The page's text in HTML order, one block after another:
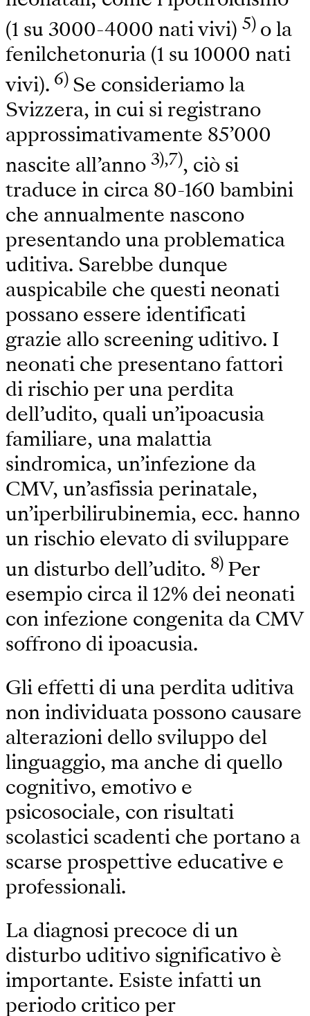
(1 su 3000-4000 nati vivi) 5) o la
fenilchetonuria (1 su 10000 nati
vivi). 6) Se consideriamo la
Svizzera, in cui si registrano
approssimativamente 85’000
nascite all’anno 3),7), ciò si
traduce in circa 80-160 bambini
che annualmente nascono
presentando una problematica
uditiva. Sarebbe dunque
auspicabile che questi neonati
possano essere identificati
grazie allo screening uditivo. I
neonati che presentano fattori
di rischio per una perdita
dell’udito, quali un’ipoacusia
familiare, una malattia
sindromica, un’infezione da
CMV, un’asfissia perinatale,
un’iperbilirubinemia, ecc. hanno
un rischio elevato di sviluppare
un disturbo dell’udito. 8) Per
esempio circa il 12% dei neonati
con infezione congenita da CMV
soffrono di ipoacusia.
Gli effetti di una perdita uditiva
non individuata possono causare
alterazioni dello sviluppo del
linguaggio, ma anche di quello
cognitivo, emotivo e
psicosociale, con risultati
scolastici scadenti che portano a
scarse prospettive educative e
professionali.
La diagnosi precoce di un
disturbo uditivo significativo è
importante. Esiste infatti un
periodo critico per